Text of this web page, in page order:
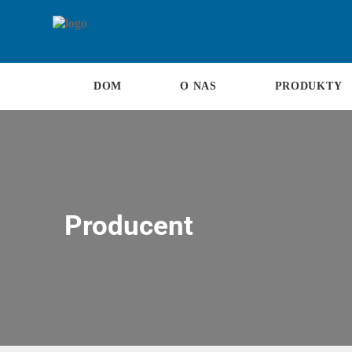
DOM O NAS PRODUKTY
Producent